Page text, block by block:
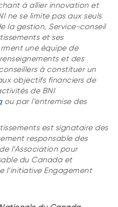
à allier innovation et
ne se limite pas aux seuls
la gestion, Service-conseil
et ses
une équipe de
et des
à constituer un
objectifs financiers de
de BNI
ou par l’entremise des
est signataire des
responsable des
l’Association pour
du Canada et
Engagement